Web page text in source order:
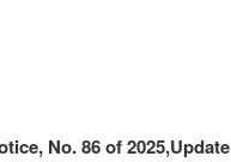
No. 86 of 2025,Update